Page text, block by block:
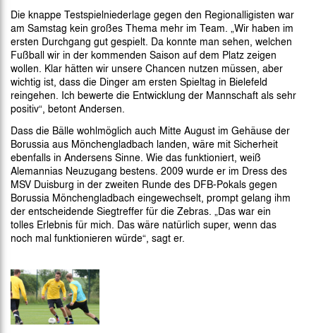
Die knappe Testspielniederlage gegen den Regionalligisten war
am Samstag kein großes Thema mehr im Team. „Wir haben im
ersten Durchgang gut gespielt. Da konnte man sehen, welchen
Fußball wir in der kommenden Saison auf dem Platz zeigen
wollen. Klar hätten wir unsere Chancen nutzen müssen, aber
wichtig ist, dass die Dinger am ersten Spieltag in Bielefeld
reingehen. Ich bewerte die Entwicklung der Mannschaft als sehr
positiv“, betont Andersen.
Dass die Bälle wohlmöglich auch Mitte August im Gehäuse der
Borussia aus Mönchengladbach landen, wäre mit Sicherheit
ebenfalls in Andersens Sinne. Wie das funktioniert, weiß
Alemannias Neuzugang bestens. 2009 wurde er im Dress des
MSV Duisburg in der zweiten Runde des DFB-Pokals gegen
Borussia Mönchengladbach eingewechselt, prompt gelang ihm
der entscheidende Siegtreffer für die Zebras. „Das war ein
tolles Erlebnis für mich. Das wäre natürlich super, wenn das
noch mal funktionieren würde“, sagt er.